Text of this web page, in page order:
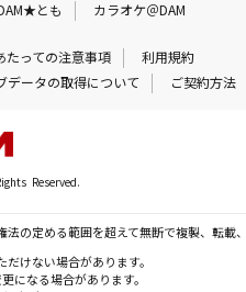
DAM★とも カラオケ＠DAM
たっての注意事項
利用規約
データの取得について ご契約方法
Reserved.
の定める範囲を超えて無断で複製、転載
けない場合があります。
になる場合があります。